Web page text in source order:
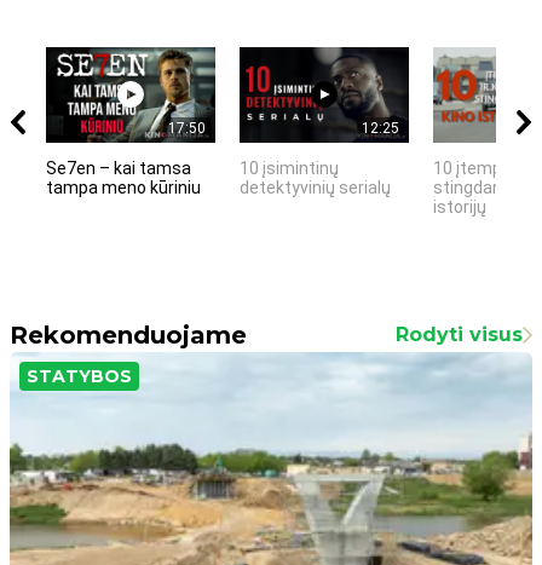
17:50
Se7en – kai tamsa
tampa meno kūriniu
12:25
10 įsimintinų
detektyvinių serialų
10 įtemptų,
stingdančių
istorijų
Rekomenduojame Rodyti visus
STATYBOS